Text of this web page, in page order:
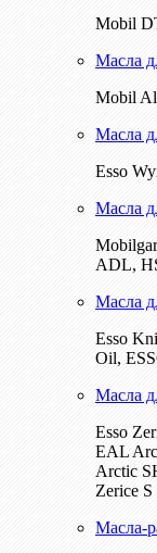
Mobil
Масла
Mobil
Масла
Esso
Масла
ADL,
Масла
Esso
Oil,
Масла
Esso
EAL
Arctic
Zerice S
Масла-